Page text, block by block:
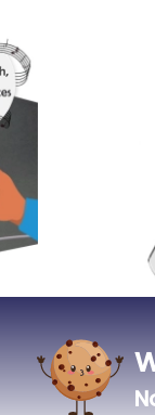
16,90